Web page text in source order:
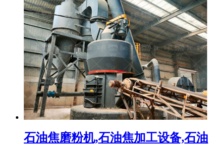
石油焦磨粉机,石油焦加工设备,石油